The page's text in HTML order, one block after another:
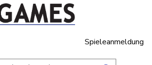
Spieleanmeldung